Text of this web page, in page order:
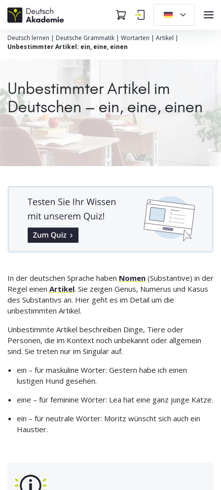
Deutsch lernen | Deutsche Grammatik | Wortarten | Artikel |
Unbestimmter Artikel: ein, eine, einen
Unbestimmter Artikel im
Deutschen – ein, eine, einen
In der deutschen Sprache haben Nomen (Substantive) in der
Regel einen Artikel. Sie zeigen Genus, Numerus und Kasus
des Substantivs an. Hier geht es im Detail um die
unbestimmten Artikel.
Unbestimmte Artikel beschreiben Dinge, Tiere oder
Personen, die im Kontext noch unbekannt oder allgemein
sind. Sie treten nur im Singular auf.
ein – für maskuline Wörter: Gestern habe ich einen
lustigen Hund gesehen.
eine – für feminine Wörter: Lea hat eine ganz junge Katze.
ein – für neutrale Wörter: Moritz wünscht sich auch ein
Haustier.